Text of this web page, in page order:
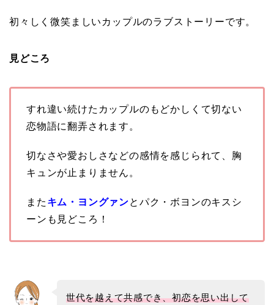
初々しく微笑ましいカップルのラブストーリーです。
見どころ
すれ違い続けたカップルのもどかしくて切ない
恋物語に翻弄されます。
切なさや愛おしさなどの感情を感じられて、胸
キュンが止まりません。
また キム・ヨングァンとパク・ボヨンのキスシ
ーンも見どころ！
世代を越えて共感でき、初恋を思い出して